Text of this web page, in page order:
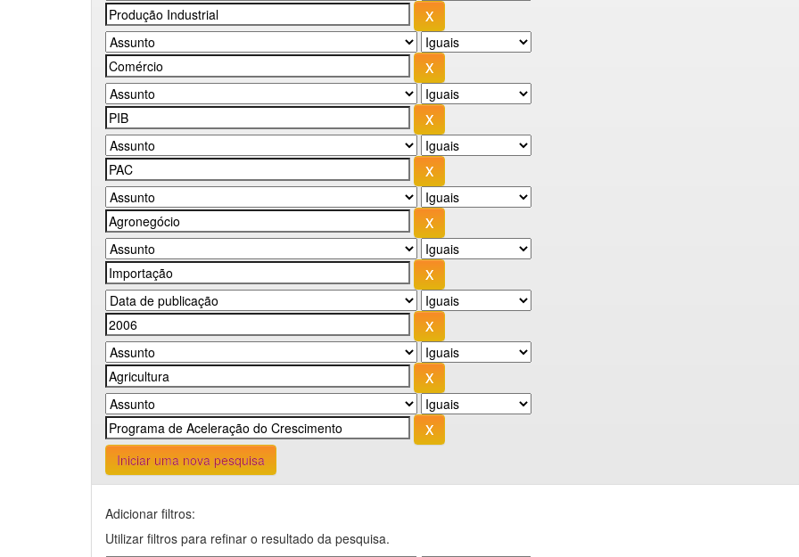
Iniciar uma nova pesquisa
Adicionar filtros:
Utilizar filtros para refinar o resultado da pesquisa.